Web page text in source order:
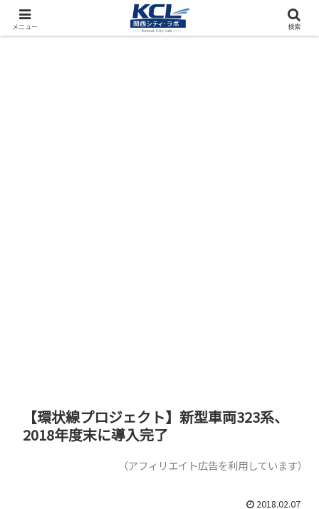
都市再開発をフィールド調査（累計アクセス数4000万PV）
【環状線プロジェクト】新型車両323系、
2018年度末に導入完了
（アフィリエイト広告を利用しています）
2018.02.07
メニュー 検索